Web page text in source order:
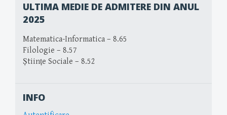
ULTIMA MEDIE DE ADMITERE DIN ANUL
2025
Matematica-Informatica – 8.65
Filologie – 8.57
Științe Sociale – 8.52
INFO